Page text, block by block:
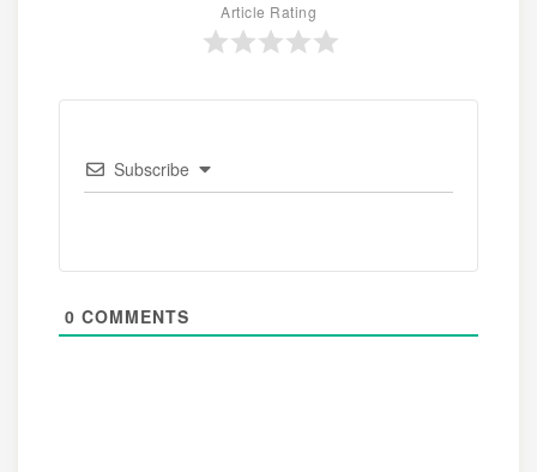
Article Rating
Subscribe
0 COMMENTS